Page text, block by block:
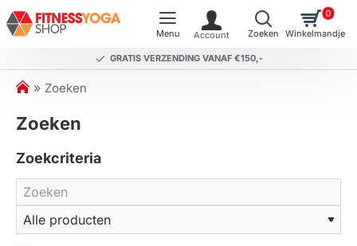
GRATIS VERZENDING VANAF €150,-
0
h
m
Zoeken
Zoeken
Zoekcriteria